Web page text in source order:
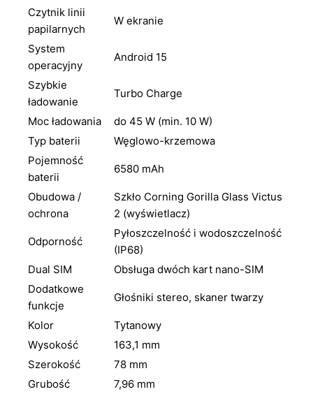
Czytnik linii
papilarnych
W ekranie
System
operacyjny
Android 15
Szybkie
ładowanie
Turbo Charge
Moc ładowania
do 45 W (min. 10 W)
Typ baterii
Węglowo-krzemowa
Pojemność
baterii
6580 mAh
Obudowa /
ochrona
Szkło Corning Gorilla Glass Victus
2 (wyświetlacz)
Odporność
Pyłoszczelność i wodoszczelność
(IP68)
Dual SIM
Obsługa dwóch kart nano-SIM
Dodatkowe
funkcje
Głośniki stereo, skaner twarzy
Kolor
Tytanowy
Wysokość
163,1 mm
Szerokość
78 mm
Grubość
7,96 mm